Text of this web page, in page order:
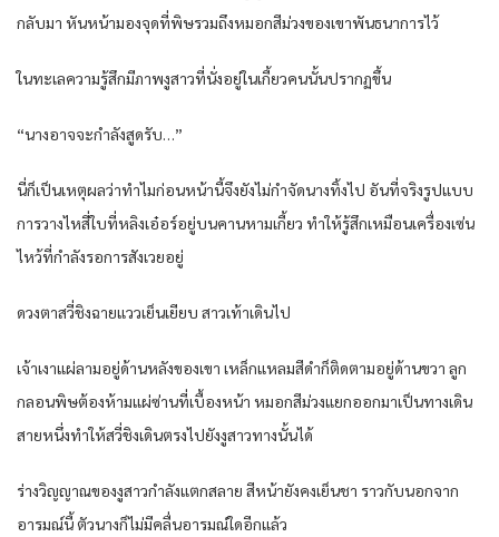
กลับมา หันหน้ามองจุดที่พิษรวมถึงหมอกสีม่วงของเขาพันธนาการไว้
ในทะเลความรู้สึกมีภาพงูสาวที่นั่งอยู่ในเกี้ยวคนนั้นปรากฏขึ้น
“นางอาจจะกำลังสูดรับ…”
นี่ก็เป็นเหตุผลว่าทำไมก่อนหน้านี้จึงยังไม่กำจัดนางทิ้งไป อันที่จริงรูปแบบ
การวางไหสี่ใบที่หลิงเอ๋อร์อยู่บนคานหามเกี้ยว ทำให้รู้สึกเหมือนเครื่องเซ่น
ไหว้ที่กำลังรอการสังเวยอยู่
ดวงตาสวี่ชิงฉายแววเย็นเยียบ สาวเท้าเดินไป
เจ้าเงาแผ่ลามอยู่ด้านหลังของเขา เหล็กแหลมสีดำก็ติดตามอยู่ด้านขวา ลูก
กลอนพิษต้องห้ามแผ่ซ่านที่เบื้องหน้า หมอกสีม่วงแยกออกมาเป็นทางเดิน
สายหนึ่งทำให้สวี่ชิงเดินตรงไปยังงูสาวทางนั้นได้
ร่างวิญญาณของงูสาวกำลังแตกสลาย สีหน้ายังคงเย็นชา ราวกับนอกจาก
อารมณ์นี้ ตัวนางก็ไม่มีคลื่นอารมณ์ใดอีกแล้ว